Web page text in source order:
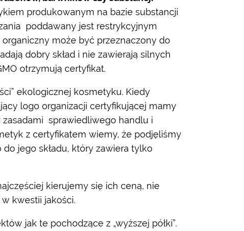
produkowanym na bazie substancji
poddawany jest restrykcyjnym
może być przeznaczony do
dobry skład i nie zawierają silnych
otrzymują certyfikat.
ekologicznej kosmetyku. Kiedy
logo organizacji certyfikującej mamy
zasadami sprawiedliwego handlu i
z certyfikatem wiemy, że podjęliśmy
jego składu, który zawiera tylko
kierujemy się ich ceną, nie
kwestii jakości.
jak te pochodzące z „wyższej półki”.